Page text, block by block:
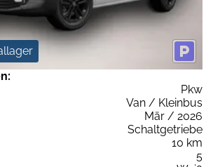
Pkw
Van / Kleinbus
Mär / 2026
Schaltgetriebe
10 km
5